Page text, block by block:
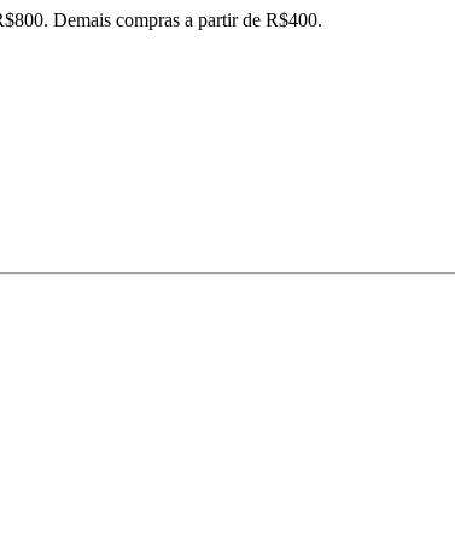
Demais compras a partir de R$400.